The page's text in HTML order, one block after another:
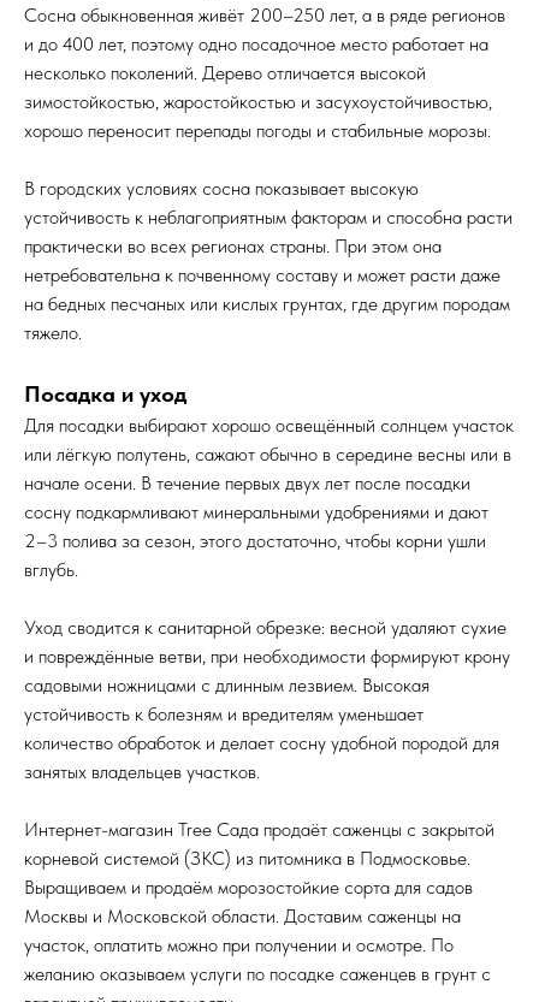
Сосна обыкновенная живёт 200–250 лет, а в ряде регионов
и до 400 лет, поэтому одно посадочное место работает на
несколько поколений. Дерево отличается высокой
зимостойкостью, жаростойкостью и засухоустойчивостью,
хорошо переносит перепады погоды и стабильные морозы.​
В городских условиях сосна показывает высокую
устойчивость к неблагоприятным факторам и способна расти
практически во всех регионах страны. При этом она
нетребовательна к почвенному составу и может расти даже
на бедных песчаных или кислых грунтах, где другим породам
тяжело.​
Посадка и уход
Для посадки выбирают хорошо освещённый солнцем участок
или лёгкую полутень, сажают обычно в середине весны или в
начале осени. В течение первых двух лет после посадки
сосну подкармливают минеральными удобрениями и дают
2–3 полива за сезон, этого достаточно, чтобы корни ушли
вглубь.​
Уход сводится к санитарной обрезке: весной удаляют сухие
и повреждённые ветви, при необходимости формируют крону
садовыми ножницами с длинным лезвием. Высокая
устойчивость к болезням и вредителям уменьшает
количество обработок и делает сосну удобной породой для
занятых владельцев участков.​
Интернет-магазин Tree Сада продаёт саженцы с закрытой
корневой системой (ЗКС) из питомника в Подмосковье.
Выращиваем и продаём морозостойкие сорта для садов
Москвы и Московской области. Доставим саженцы на
участок, оплатить можно при получении и осмотре. По
желанию оказываем услуги по посадке саженцев в грунт с